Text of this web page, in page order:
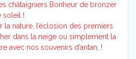
châtaigniers Bonheur de bronzer
soleil !
nature, l’éclosion des premiers
dans la neige ou simplement la
avec nos souvenirs d’antan, !